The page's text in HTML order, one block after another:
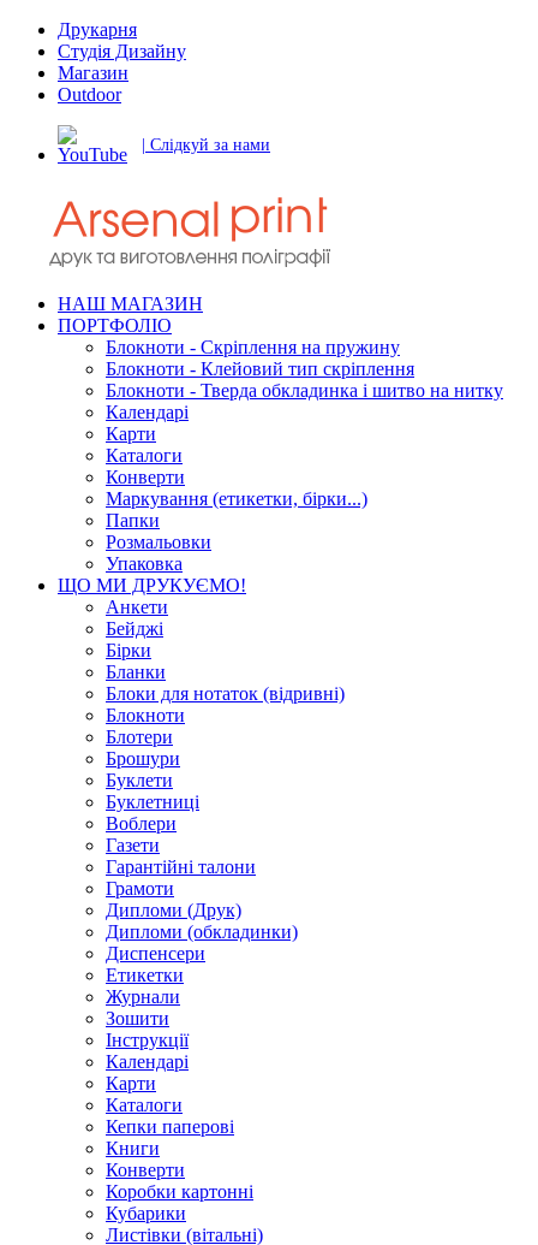
Друкарня
Студія Дизайну
Магазин
Outdoor
| Слідкуй за нами
НАШ МАГАЗИН
ПОРТФОЛІО
Блокноти - Скріплення на пружину
Блокноти - Клейовий тип скріплення
Блокноти - Тверда обкладинка і шитво на нитку
Календарі
Карти
Каталоги
Конверти
Маркування (етикетки, бірки...)
Папки
Розмальовки
Упаковка
ЩО МИ ДРУКУЄМО!
Анкети
Бейджі
Бірки
Бланки
Блоки для нотаток (відривні)
Блокноти
Блотери
Брошури
Буклети
Буклетниці
Воблери
Газети
Гарантійні талони
Грамоти
Дипломи (Друк)
Дипломи (обкладинки)
Диспенсери
Етикетки
Журнали
Зошити
Інструкції
Календарі
Карти
Каталоги
Кепки паперові
Книги
Конверти
Коробки картонні
Кубарики
Листівки (вітальні)